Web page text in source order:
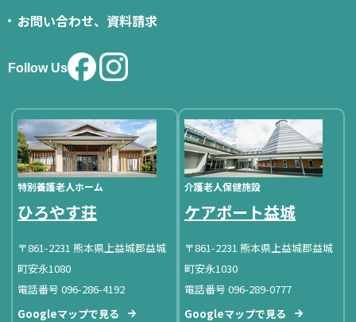
お問い合わせ、資料請求
Follow Us
特別養護老人ホーム
ひろやす荘
〒861-2231 熊本県上益城郡益城
町安永1080
電話番号 096-286-4192
Googleマップで見る
介護老人保健施設
ケアポート益城
〒861-2231 熊本県上益城郡益城
町安永1030
電話番号 096-289-0777
Googleマップで見る